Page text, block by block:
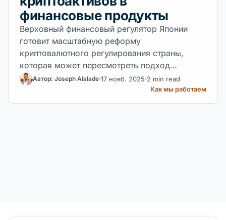
финансовые продукты
Верховный финансовый регулятор Японии
готовит масштабную реформу
криптовалютного регулирования страны,
которая может пересмотреть подход
трейдеров и бирж к работе с Bitcoin, Ethereum
и более чем 100 другими активами. Согласно
отчету
Автор: Joseph Alalade 17 нояб. 2025 2 min read
Как мы работаем